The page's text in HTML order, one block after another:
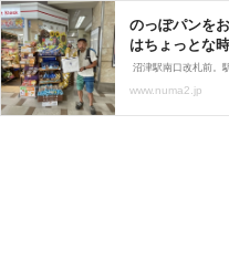
のっぽパンを
はちょっとな
クにすればい
スク。 : 沼津つ
www.numa2.jp